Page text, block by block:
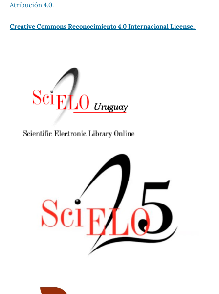
Atribución 4.0.
Creative Commons Reconocimiento 4.0 Internacional License.